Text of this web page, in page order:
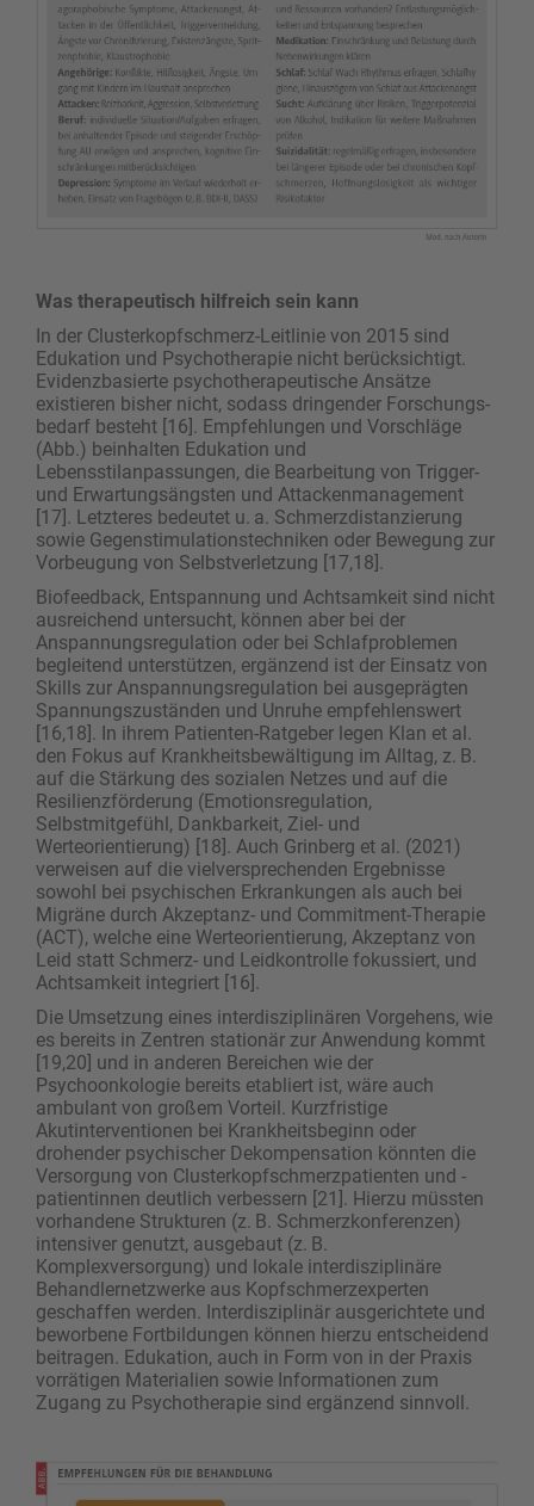
Was therapeutisch hilfreich sein kann
In der Clusterkopfschmerz-Leitlinie von 2015 sind
Edukation und Psychotherapie nicht berücksichtigt.
Evidenzbasierte psychotherapeutische Ansätze
existieren bisher nicht, sodass dringender Forschungs­
bedarf besteht [16]. Empfehlungen und Vorschläge
(Abb.) beinhalten Edukation und
Lebensstilanpassungen, die Bearbeitung von Trigger-
und Erwartungsängsten und Attackenmanagement
[17]. Letzteres bedeutet u. a. Schmerzdistanzierung
sowie Gegenstimulationstechniken oder Bewegung zur
Vorbeugung von Selbstverletzung [17,18].
Biofeedback, Entspannung und Achtsamkeit sind nicht
ausreichend untersucht, können aber bei der
Anspannungsregulation oder bei Schlafproblemen
begleitend unterstützen, ergänzend ist der Einsatz von
Skills zur Anspannungsregulation bei ausgeprägten
Spannungszuständen und Unruhe empfehlenswert
[16,18]. In ihrem Patienten-Ratgeber legen Klan et al.
den Fokus auf Krankheitsbewältigung im Alltag, z. B.
auf die Stärkung des sozialen Netzes und auf die
Resilienzförderung (Emotionsregulation,
Selbstmitgefühl, Dankbarkeit, Ziel- und
Werteorientierung) [18]. Auch Grinberg et al. (2021)
verweisen auf die vielversprechenden Ergebnisse
sowohl bei psychischen Erkrankungen als auch bei
Migräne durch Akzeptanz- und Commitment-Therapie
(ACT), welche eine Werteorientierung, Akzeptanz von
Leid statt Schmerz- und Leidkontrolle fokussiert, und
Achtsamkeit integriert [16].
Die Umsetzung eines interdisziplinären Vorgehens, wie
es bereits in Zentren stationär zur Anwendung kommt
[19,20] und in anderen Bereichen wie der
Psychoonkologie bereits etabliert ist, wäre auch
ambulant von großem Vorteil. Kurzfristige
Akutinterventionen bei Krankheitsbeginn oder
drohender psychischer Dekompensation könnten die
Versorgung von Clusterkopfschmerzpatienten und -
patientinnen deutlich verbessern [21]. Hierzu müssten
vorhandene Strukturen (z. B. Schmerzkonferenzen)
intensiver genutzt, ausgebaut (z. B.
Komplexversorgung) und lokale interdisziplinäre
Behandlernetzwerke aus Kopfschmerzexperten
geschaffen werden. Interdisziplinär ausgerichtete und
beworbene Fortbildungen können hierzu entscheidend
beitragen. Edukation, auch in Form von in der Praxis
vorrätigen Materialien sowie Informationen zum
Zugang zu Psychotherapie sind ergänzend sinnvoll.